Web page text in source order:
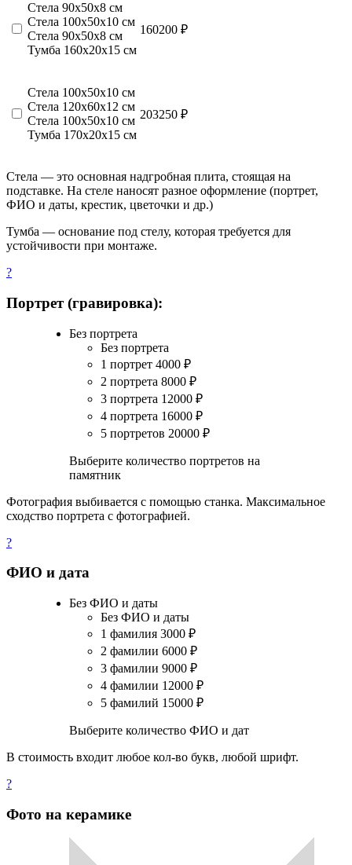
Стела 90х50х8 см
Стела 100х50х10 см
Стела 90х50х8 см
Тумба 160х20х15 см
160200 ₽
Стела 100х50х10 см
Стела 120х60х12 см
Стела 100х50х10 см
Тумба 170х20х15 см
203250 ₽
Стела — это основная надгробная плита, стоящая на
подставке. На стеле наносят разное оформление (портрет,
ФИО и даты, крестик, цветочки и др.)
Тумба — основание под стелу, которая требуется для
устойчивости при монтаже.
?
Портрет (гравировка):
Без портрета
Без портрета
1 портрет 4000 ₽
2 портрета 8000 ₽
3 портрета 12000 ₽
4 портрета 16000 ₽
5 портретов 20000 ₽
Выберите количество портретов на
памятник
Фотография выбивается с помощью станка. Максимальное
сходство портрета с фотографией.
?
ФИО и дата
Без ФИО и даты
Без ФИО и даты
1 фамилия 3000 ₽
2 фамилии 6000 ₽
3 фамилии 9000 ₽
4 фамилии 12000 ₽
5 фамилий 15000 ₽
Выберите количество ФИО и дат
В стоимость входит любое кол-во букв, любой шрифт.
?
Фото на керамике